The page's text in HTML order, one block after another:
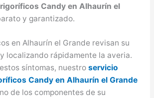
Candy en Alhaurín el
y garantizado.
en Alhaurín el Grande revisan su
localizando rápidamente la averia.
síntomas, nuestro servicio
Candy en Alhaurín el Grande
de los componentes de su